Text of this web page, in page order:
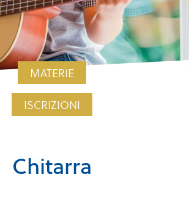
MATERIE
ISCRIZIONI
Chitarra